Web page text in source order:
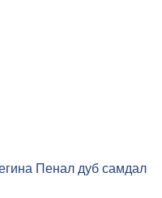
Пенал дуб самдал